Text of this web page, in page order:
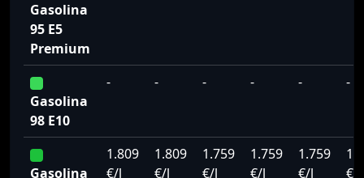
Gasolina
95 E5
Premium
Gasolina
98 E10
- - - - - -
Gasolina
1.809
€/l
1.809
€/l
1.759
€/l
1.759
€/l
1.759
€/l
€/l